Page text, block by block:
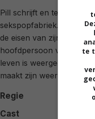
Pill schrijft en tekent
sekspopfabriek. Bernal
de eisen van zijn
hoofdpersoon van de
leven is weergegeven
maakt zijn weer echt
Regie
Cast
te